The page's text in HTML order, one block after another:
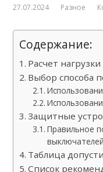
27.07.2024 Разное
Содержание:
Расчет
Выбор способа
Защитные
Правильное
Таблица
Список